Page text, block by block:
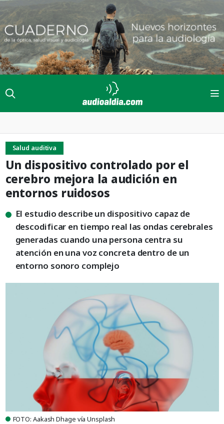
Salud auditiva
Un dispositivo controlado por el
cerebro mejora la audición en
entornos ruidosos
El estudio describe un dispositivo capaz de
descodificar en tiempo real las ondas cerebrales
generadas cuando una persona centra su
atención en una voz concreta dentro de un
entorno sonoro complejo
FOTO: Aakash Dhage vía Unsplash